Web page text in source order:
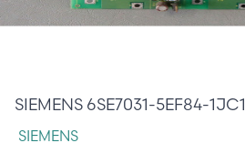
SIEMENS 6SE7031-5EF84-1JC1
SIEMENS